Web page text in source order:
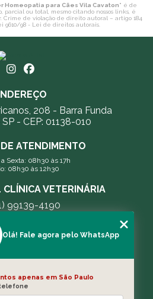
Homeopatia para Cães Vila Cavaton" é de
parcial ou total, mesmo citando nossos links, é
Crime de violação de direito autoral – artigo 184
9610/98 - Lei de direitos autorais.
208 - Barra Funda
- CEP: 01138-010
ATENDIMENTO
Sexta: 08h30 às 17h
08h30 às 12h30
CLÍNICA VETERINÁRIA
99139-4190
A CLÍNICA
Olá! Fale agora pelo WhatsApp
apenas em São Paulo